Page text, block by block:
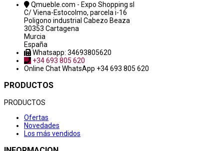
Qmueble.com - Expo Shopping sl
C/ Viena-Estocolmo, parcela i-16
Poligono industrial Cabezo Beaza
30353 Cartagena
Murcia
España
Whatsapp: 34693805620
+34 693 805 620
Online ChatWhatsApp +34 693 805 620
PRODUCTOS
PRODUCTOS
Ofertas
Novedades
Los más vendidos